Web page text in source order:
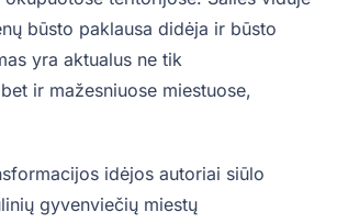
būsto paklausa didėja ir būsto
yra aktualus ne tik
ir mažesniuose miestuose,
idėjos autoriai siūlo
gyvenviečių miestų